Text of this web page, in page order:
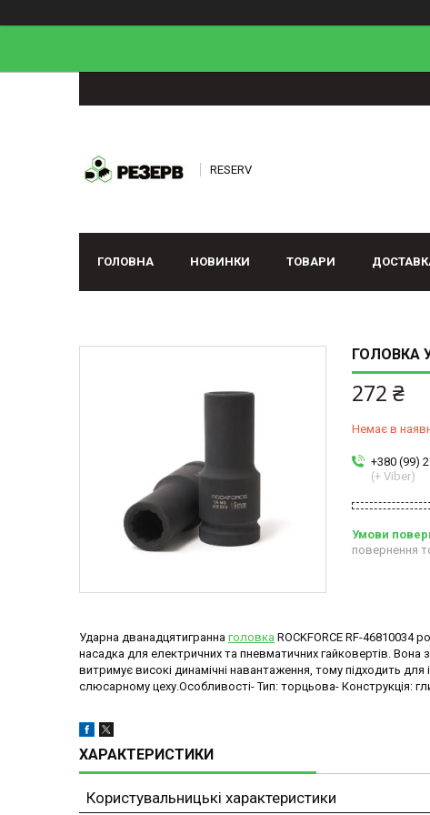
RESERV
ГОЛОВНА НОВИНКИ ТОВАРИ
ГОЛОВКА
272 ₴
Немає в
+380 (99)
(+ Viber)
повернення
Ударна дванадцятигранна головка ROCKFORCE RF-46810034
насадка для електричних та пневматичних гайковертів.
витримує високі динамічні навантаження, тому підходить для
слюсарному цеху.Особливості- Тип: торцьова- Конструкція:
ХАРАКТЕРИСТИКИ
Користувальницькі характеристики